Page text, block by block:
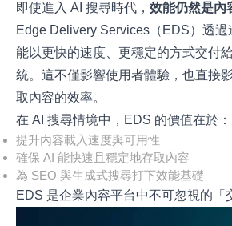
即使進入 AI 搜尋時代，效能仍然是內
Edge Delivery Services（EDS）透過
能以更快的速度、更穩定的方式交付
統。這不僅影響使用者體驗，也直接
取內容的效率。
在 AI 搜尋情境中，EDS 的價值在於：
提升內容載入速度與可用性
確保 AI 能快速且穩定地存取內容
為 SEO 與生成式搜尋打下效能基礎
EDS 是企業內容平台中不可忽視的「